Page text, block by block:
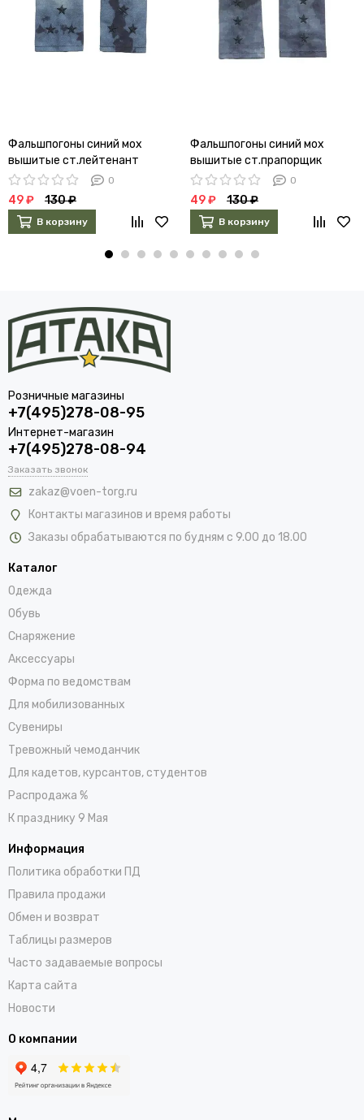
Фальшпогоны синий мох
вышитые ст.лейтенант
0
49 ₽ 130 ₽
В корзину
Фальшпогоны синий мох
вышитые ст.прапорщик
0
49 ₽ 130 ₽
В корзину
Розничные магазины
+7(495)278-08-95
Интернет-магазин
+7(495)278-08-94
Заказать звонок
zakaz@voen-torg.ru
Контакты магазинов и время работы
Заказы обрабатываются по будням с 9.00 до 18.00
Каталог
Одежда
Обувь
Снаряжение
Аксессуары
Форма по ведомствам
Для мобилизованных
Сувениры
Тревожный чемоданчик
Для кадетов, курсантов, студентов
Распродажа %
К празднику 9 Мая
Информация
Политика обработки ПД
Правила продажи
Обмен и возврат
Таблицы размеров
Часто задаваемые вопросы
Карта сайта
Новости
О компании